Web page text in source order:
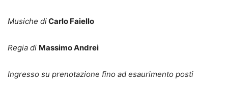
Musiche diCarlo Faiello
Regia di Massimo Andrei
Ingresso su prenotazione fino ad esaurimento posti